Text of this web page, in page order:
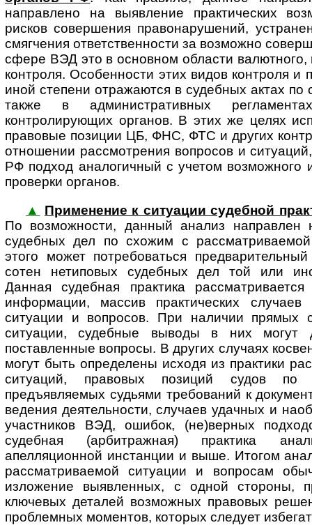
направлено на выявление практических
рисков совершения правонарушений,
смягчения ответственности за возможно
сфере ВЭД это в основном области валютного,
контроля. Особенности этих видов контроля и
иной степени отражаются в судебных актах
также в административных
контролирующих органов. В этих же целях
правовые позиции ЦБ, ФНС, ФТС и других
отношении рассмотрения вопросов и
РФ подход аналогичный с учетом возможного
проверки органов.
▲
Применение к ситуации судебной
По воз­мож­нос­ти, данный анализ направлен
судебных дел по схожим с
этого может потребоваться
сотен нетиповых судебных дел той или
Данная судебная практика
информации, массив практических
ситуации и вопросов. При наличии прямых
ситуации, судебные выводы в них могут
поставленные вопросы. В других случаях
могут быть определены исходя из практики
ситуаций, правовых позиций судов по
предъявляемых судьями требований к
ведения деятельности, случаев удачных и
участников ВЭД, ошибок, (не)верных
судебная (арбитражная) практика
апелляционной инстанции и выше. Итогом
рассматриваемой ситуации и вопросам
изложение выявленных, с одной стороны,
ключевых деталей возможных правовых
проблемных моментов, которых следует